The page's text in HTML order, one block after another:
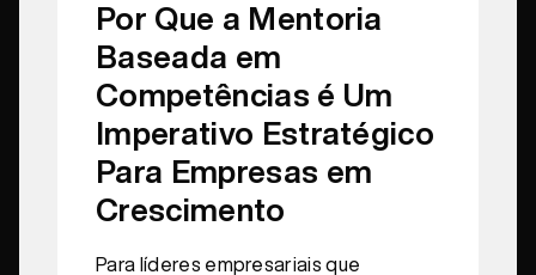
Por Que a Mentoria
Baseada em
Competências é Um
Imperativo Estratégico
Para Empresas em
Crescimento
Para líderes empresariais que